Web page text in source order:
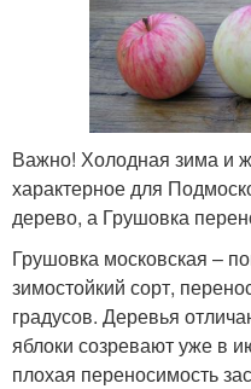
Важно! Холодная зима и
характерное для
дерево, а Грушовка
Грушовка московская –
зимостойкий сорт,
градусов. Деревья
яблоки созревают уже в
плохая переносимость